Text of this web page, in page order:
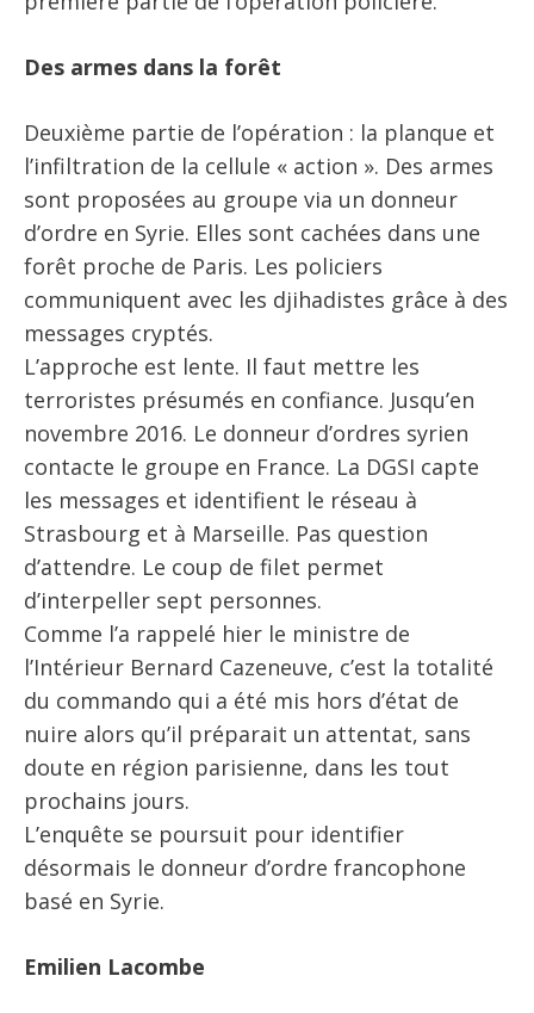
Des armes dans la forêt
Deuxième partie de l’opération : la planque et
l’infiltration de la cellule « action ». Des armes
sont proposées au groupe via un donneur
d’ordre en Syrie. Elles sont cachées dans une
forêt proche de Paris. Les policiers
communiquent avec les djihadistes grâce à des
messages cryptés.
L’approche est lente. Il faut mettre les
terroristes présumés en confiance. Jusqu’en
novembre 2016. Le donneur d’ordres syrien
contacte le groupe en France. La DGSI capte
les messages et identifient le réseau à
Strasbourg et à Marseille. Pas question
d’attendre. Le coup de filet permet
d’interpeller sept personnes.
Comme l’a rappelé hier le ministre de
l’Intérieur Bernard Cazeneuve, c’est la totalité
du commando qui a été mis hors d’état de
nuire alors qu’il préparait un attentat, sans
doute en région parisienne, dans les tout
prochains jours.
L’enquête se poursuit pour identifier
désormais le donneur d’ordre francophone
basé en Syrie.
Emilien Lacombe